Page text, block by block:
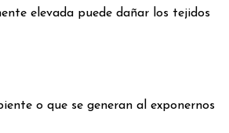
elevada puede dañar los tejidos
o que se generan al exponernos